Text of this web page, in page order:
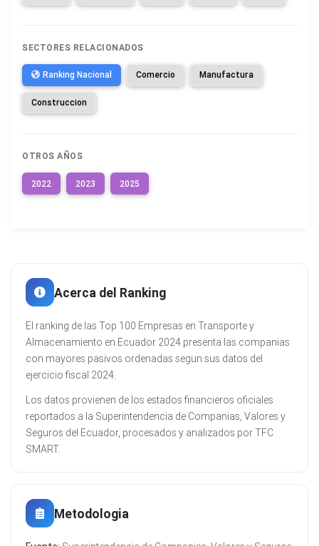
SECTORES RELACIONADOS
Ranking Nacional Comercio Manufactura
Construccion
OTROS AÑOS
2022 2023 2025
Acerca del Ranking
El ranking de las Top 100 Empresas en Transporte y
Almacenamiento en Ecuador 2024 presenta las companias
con mayores pasivos ordenadas segun sus datos del
ejercicio fiscal 2024.
Los datos provienen de los estados financieros oficiales
reportados a la Superintendencia de Companias, Valores y
Seguros del Ecuador, procesados y analizados por TFC
SMART.
Metodologia